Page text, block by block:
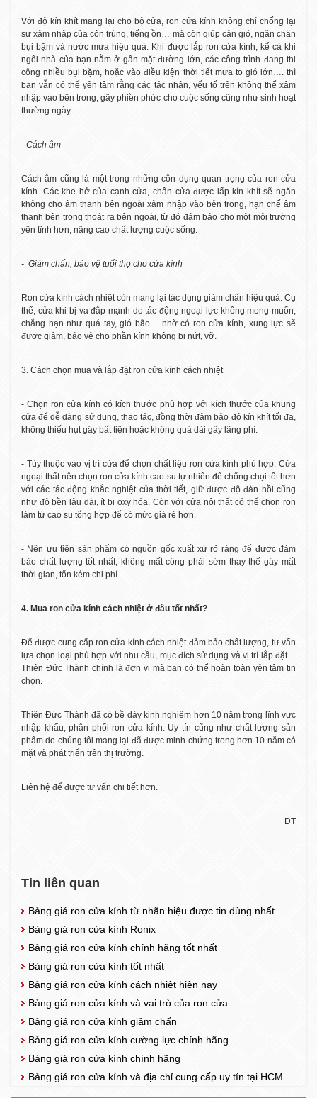
Với độ kín khít mang lại cho bộ cửa, ron cửa kính không chỉ chống lại
sự xâm nhập của côn trùng, tiếng ồn… mà còn giúp cản gió, ngăn chặn
bụi bặm và nước mưa hiệu quả. Khi được lắp ron cửa kính, kể cả khi
ngôi nhà của bạn nằm ở gần mặt đường lớn, các công trình đang thi
công nhiều bụi bặm, hoặc vào điều kiện thời tiết mưa to gió lớn…. thì
bạn vẫn có thể yên tâm rằng các tác nhân, yếu tố trên không thể xâm
nhập vào bên trong, gây phiền phức cho cuộc sống cũng như sinh hoạt
thường ngày.
- Cách âm
Cách âm cũng là một trong những côn dụng quan trọng của ron cửa
kính. Các khe hở của cạnh cửa, chân cửa được lấp kín khít sẽ ngăn
không cho âm thanh bên ngoài xâm nhập vào bên trong, hạn chế âm
thanh bên trong thoát ra bên ngoài, từ đó đảm bảo cho một môi trường
yên tĩnh hơn, nâng cao chất lượng cuộc sống.
- Giảm chấn, bảo vệ tuổi thọ cho cửa kính
Ron cửa kính cách nhiệt còn mang lại tác dụng giảm chấn hiệu quả. Cụ
thể, cửa khi bị va đập mạnh do tác động ngoại lực không mong muốn,
chẳng hạn như quá tay, gió bão… nhờ có ron cửa kính, xung lực sẽ
được giảm, bảo vệ cho phần kính không bị nứt, vỡ.
3. Cách chọn mua và lắp đặt ron cửa kính cách nhiệt
- Chọn ron cửa kính có kích thước phù hợp với kích thước của khung
cửa để dễ dàng sử dụng, thao tác, đồng thời đảm bảo độ kín khít tối đa,
không thiếu hụt gây bất tiện hoặc không quá dài gây lãng phí.
- Tùy thuộc vào vị trí cửa để chọn chất liệu ron cửa kính phù hợp. Cửa
ngoại thất nên chọn ron cửa kính cao su tự nhiên để chống chọi tốt hơn
với các tác động khắc nghiệt của thời tiết, giữ được độ đàn hồi cũng
như độ bền lâu dài, ít bị oxy hóa. Còn với cửa nội thất có thể chọn ron
làm từ cao su tổng hợp để có mức giá rẻ hơn.
- Nên ưu tiên sản phẩm có nguồn gốc xuất xứ rõ ràng để được đảm
bảo chất lượng tốt nhất, không mất công phải sớm thay thế gây mất
thời gian, tốn kém chi phí.
4. Mua ron cửa kính cách nhiệt ở đâu tốt nhất?
Để được cung cấp ron cửa kính cách nhiệt đảm bảo chất lượng, tư vấn
lựa chọn loại phù hợp với nhu cầu, mục đích sử dụng và vị trí lắp đặt…
Thiện Đức Thành chính là đơn vị mà bạn có thể hoàn toàn yên tâm tin
chọn.
Thiện Đức Thành đã có bề dày kinh nghiệm hơn 10 năm trong lĩnh vực
nhập khẩu, phân phối ron cửa kính. Uy tín cũng như chất lượng sản
phẩm do chúng tôi mang lại đã được minh chứng trong hơn 10 năm có
mặt và phát triển trên thị trường.
Liên hệ để được tư vấn chi tiết hơn.
ĐT
Tin liên quan
Bảng giá ron cửa kính từ nhãn hiệu được tin dùng nhất
Bảng giá ron cửa kính Ronix
Bảng giá ron cửa kính chính hãng tốt nhất
Bảng giá ron cửa kính tốt nhất
Bảng giá ron cửa kính cách nhiệt hiện nay
Bảng giá ron cửa kính và vai trò của ron cửa
Bảng giá ron cửa kính giảm chấn
Bảng giá ron cửa kính cường lực chính hãng
Bảng giá ron cửa kính chính hãng
Bảng giá ron cửa kính và địa chỉ cung cấp uy tín tại HCM